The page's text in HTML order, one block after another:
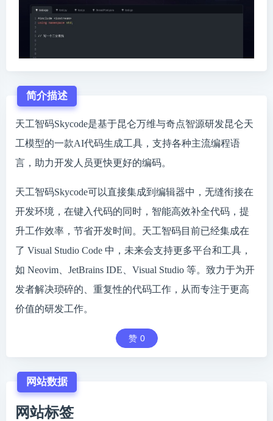
简介描述
天工智码Skycode是基于昆仑万维与奇点智源研发昆仑天
工模型的一款AI代码生成工具，支持各种主流编程语
言，助力开发人员更快更好的编码。
天工智码Skycode可以直接集成到编辑器中，无缝衔接在
开发环境，在键入代码的同时，智能高效补全代码，提
升工作效率，节省开发时间。天工智码目前已经集成在
了 Visual Studio Code 中，未来会支持更多平台和工具，
如 Neovim、JetBrains IDE、Visual Studio 等。致力于为开
发者解决琐碎的、重复性的代码工作，从而专注于更高
价值的研发工作。
赞 0
网站数据
网站标签